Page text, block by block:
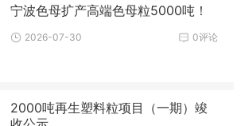
宁波色母扩产高端色母粒5000吨！
0评论
2026-07-30
2000吨再生塑料粒项目（一期）竣